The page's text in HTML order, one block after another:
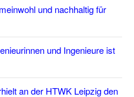
und nachhaltig für
und Ingenieure ist
an der HTWK Leipzig den